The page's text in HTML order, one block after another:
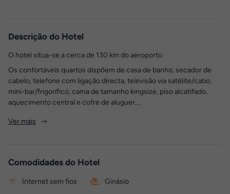
Descrição do Hotel
O hotel situa-se a cerca de 130 km do aeroporto
Os confortáveis quartos dispõem de casa de banho, secador de
cabelo, telefone com ligação directa, televisão via satélite/cabo,
mini-bar/frigorífico, cama de tamanho kingsize, piso alcatifado,
aquecimento central e cofre de aluguer....
Ver mais
Comodidades do Hotel
Internet sem fios Ginásio